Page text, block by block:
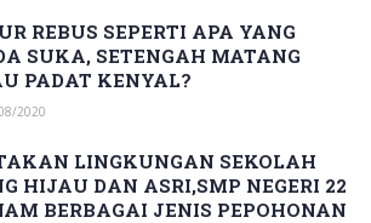
REBUS SEPERTI APA YANG
SUKA, SETENGAH MATANG
PADAT KENYAL?
2020
LINGKUNGAN SEKOLAH
HIJAU DAN ASRI,SMP NEGERI 22
BERBAGAI JENIS PEPOHONAN